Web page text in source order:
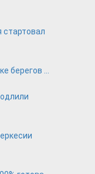
стартовал
берегов ...